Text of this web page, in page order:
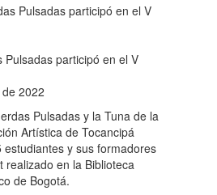
Pulsadas participó en el V
2022
Pulsadas y la Tuna de la
Artística de Tocancipá
y sus formadores
realizado en la Biblioteca
de Bogotá.